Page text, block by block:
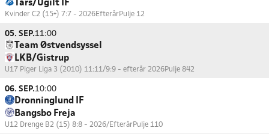
Tårs/Ugilt IF
Kvinder C2 (15+) 7:7 - 2026EfterårPulje 12
05. SEP.11:00
Team Østvendsyssel
LKB/Gistrup
U17 Piger Liga 3 (2010) 11:11/9:9 - efterår 2026Pulje 842
06. SEP.10:00
Dronninglund IF
Bangsbo Freja
U12 Drenge B2 (15) 8:8 - 2026/EfterårPulje 110